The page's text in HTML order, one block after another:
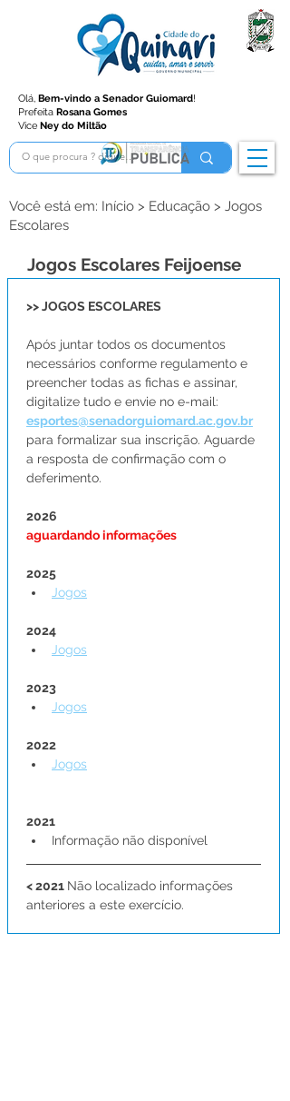
Olá, Bem-vindo a Senador Guiomard!
Prefeita Rosana Gomes
Vice Ney do Miltão
Você está em: Início > Educação > Jogos
Escolares
Jogos Escolares Feijoense
>> JOGOS ESCOLARES
Após juntar todos os documentos
necessários conforme regulamento e
preencher todas as fichas e assinar,
digitalize tudo e envie no e-mail:
esportes@senadorguiomard.ac.gov.br
para formalizar sua inscrição. Aguarde
a resposta de confirmação com o
deferimento.
2026
aguardando informações
2025
Jogos
2024
Jogos
2023
Jogos
2022
Jogos
2021
Informação não disponível
< 2021 Não localizado informações
anteriores a este exercício.